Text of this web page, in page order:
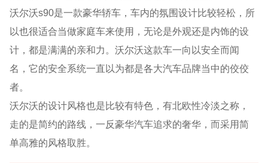
沃尔沃s90是一款豪华轿车，车内的氛围设计比较轻松，所
以也很适合当做家庭车来使用，无论是外观还是内饰的设
计，都是满满的亲和力。沃尔沃这款车一向以安全而闻
名，它的安全系统一直以为都是各大汽车品牌当中的佼佼
者。
沃尔沃的设计风格也是比较有特色，有北欧性冷淡之称，
走的是简约的路线，一反豪华汽车追求的奢华，而采用简
单高雅的风格取胜。